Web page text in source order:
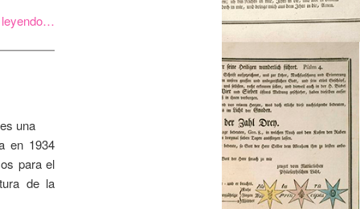
leyendo…
una
en 1934
para el
de la